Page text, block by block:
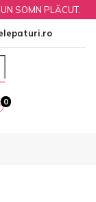
SOMN PLĂCUT.
0